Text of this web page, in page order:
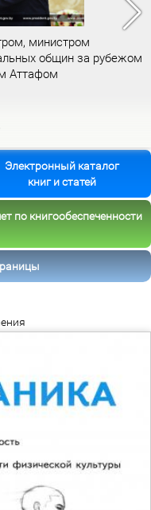
министром
общин за рубежом
Аттафом
Электронный каталог
книг и статей
по книгообеспеченности